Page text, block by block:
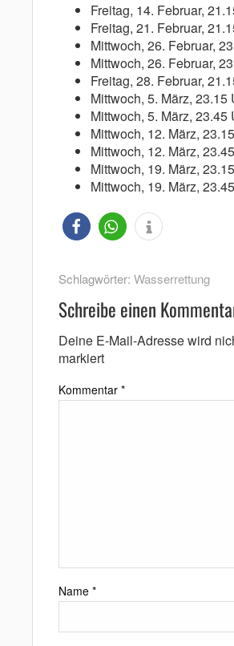
Freitag, 14. Februar,
Freitag, 21. Februar,
Mittwoch, 26. Februar,
Mittwoch, 26. Februar,
Freitag, 28. Februar,
Mittwoch, 5. März, 23.15
Mittwoch, 5. März, 23.45
Mittwoch, 12. März,
Mittwoch, 12. März,
Mittwoch, 19. März,
Mittwoch, 19. März,
Schlagwörter: Wasserrettung
Schreibe einen
Deine E-Mail-Adresse wird
markiert
Kommentar *
Name *